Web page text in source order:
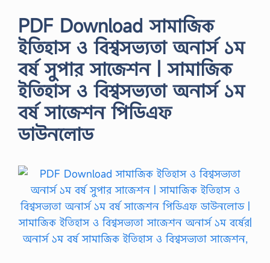
PDF Download সামাজিক
ইতিহাস ও বিশ্বসভ্যতা অনার্স ১ম
বর্ষ সুপার সাজেশন | সামাজিক
ইতিহাস ও বিশ্বসভ্যতা অনার্স ১ম
বর্ষ সাজেশন পিডিএফ
ডাউনলোড